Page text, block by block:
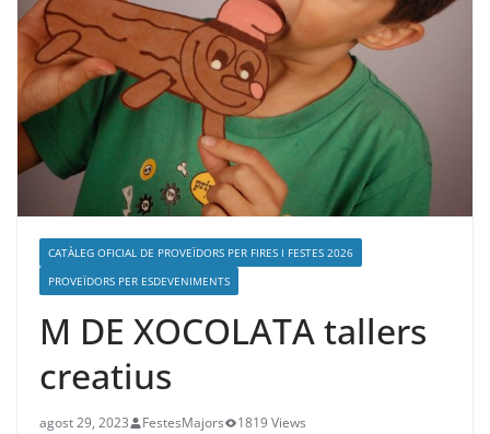
CATÀLEG OFICIAL DE PROVEÏDORS PER FIRES I FESTES 2026
PROVEÏDORS PER ESDEVENIMENTS
M DE XOCOLATA tallers
creatius
agost 29, 2023 FestesMajors 1819 Views